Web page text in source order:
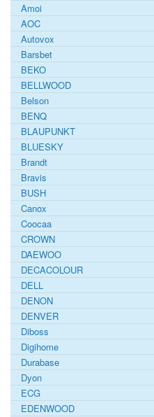
Amoi
AOC
Autovox
Barsbet
BEKO
BELLWOOD
Belson
BENQ
BLAUPUNKT
BLUESKY
Brandt
Bravis
BUSH
Canox
Coocaa
CROWN
DAEWOO
DECACOLOUR
DELL
DENON
DENVER
Diboss
Digihome
Durabase
Dyon
ECG
EDENWOOD